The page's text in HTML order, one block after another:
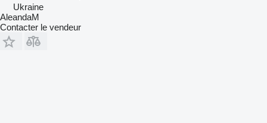
Ukraine
AleandaM
Contacter le vendeur